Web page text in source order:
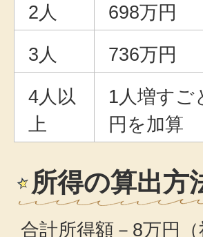
2人 698万円
3人 736万円
4人以
上
1人増すご
円を加算
所得の算出方
合計所得額－8万円